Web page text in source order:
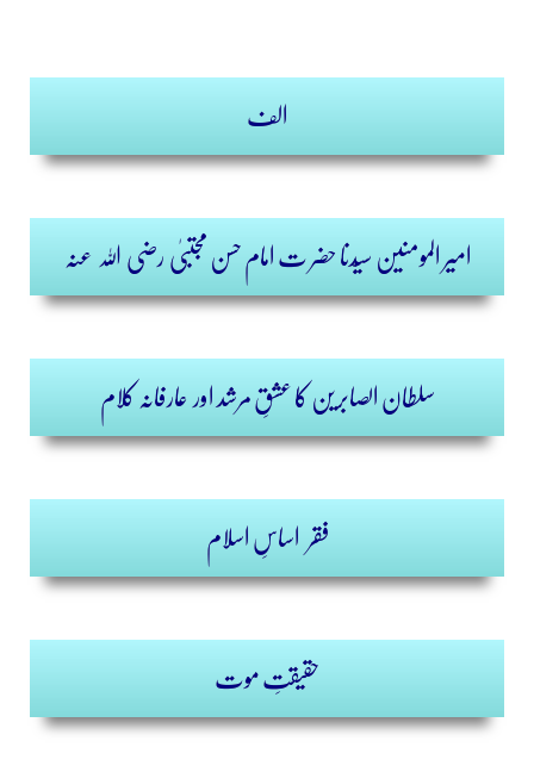
الف
امیر المومنین سیّدنا حضر ت امام حسن مجتبیٰ رضی اللہ عنہ ‏
سلطان الصابرین کا عشقِ مرشد اور عارفانہ کلام
فقر اساسِ اسلام
حقیقتِ موت